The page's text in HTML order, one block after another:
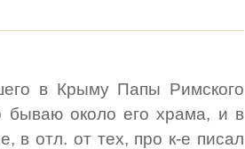
в Крыму Папы Римского
бываю около его храма, и в
в отл. от тех, про к-е писал